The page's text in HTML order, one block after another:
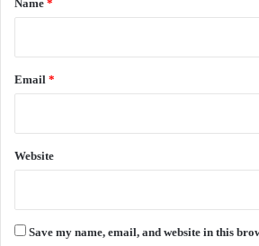
Name *
Email *
Website
Save my name, email, and website in this